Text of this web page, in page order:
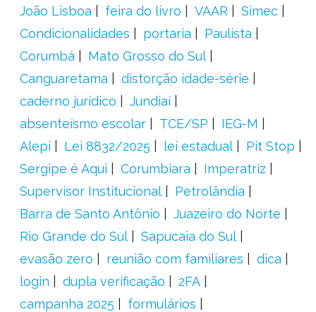
João Lisboa
feira do livro VAAR
Simec
Condicionalidades
portaria
Paulista
Corumbá
Mato Grosso do Sul
Canguaretama
distorção idade-série
caderno jurídico
Jundiaí
absenteísmo escolar
TCE/SP
IEG-M
Alepi
Lei 8832/2025 lei estadual
Pit Stop
Sergipe é Aqui
Corumbiara
Imperatriz
Supervisor Institucional
Petrolândia
Barra de Santo Antônio
Juazeiro do Norte
Rio Grande do Sul
Sapucaia do Sul
evasão zero
reunião com familiares
dica
login
dupla verificação
2FA
campanha 2025
formulários